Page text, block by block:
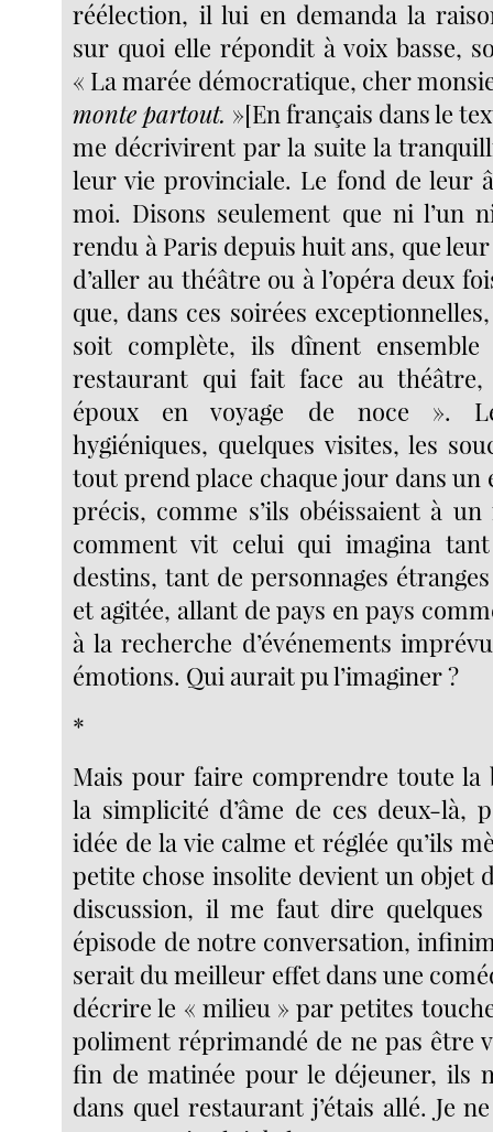
réélection, il lui en demanda la
sur quoi elle répondit à voix basse,
« La marée démocratique, cher
monte partout. »[En français dans le
me décrivirent par la suite la
leur vie provinciale. Le fond de leur
moi. Disons seulement que ni l’un
rendu à Paris depuis huit ans, que
d’aller au théâtre ou à l’opéra deux
que, dans ces soirées
soit complète, ils dînent
restaurant qui fait face au
époux en voyage de noce ».
hygiéniques, quelques visites, les
tout prend place chaque jour dans un
précis, comme s’ils obéissaient à
comment vit celui qui imagina
destins, tant de personnages
et agitée, allant de pays en pays
à la recherche d’événements
émotions. Qui aurait pu l’imaginer ?
*
Mais pour faire comprendre toute la
la simplicité d’âme de ces deux-là,
idée de la vie calme et réglée qu’ils
petite chose insolite devient un objet
discussion, il me faut dire
épisode de notre conversation,
serait du meilleur effet dans une
décrire le « milieu » par petites
poliment réprimandé de ne pas être
fin de matinée pour le déjeuner, ils
dans quel restaurant j’étais allé. Je